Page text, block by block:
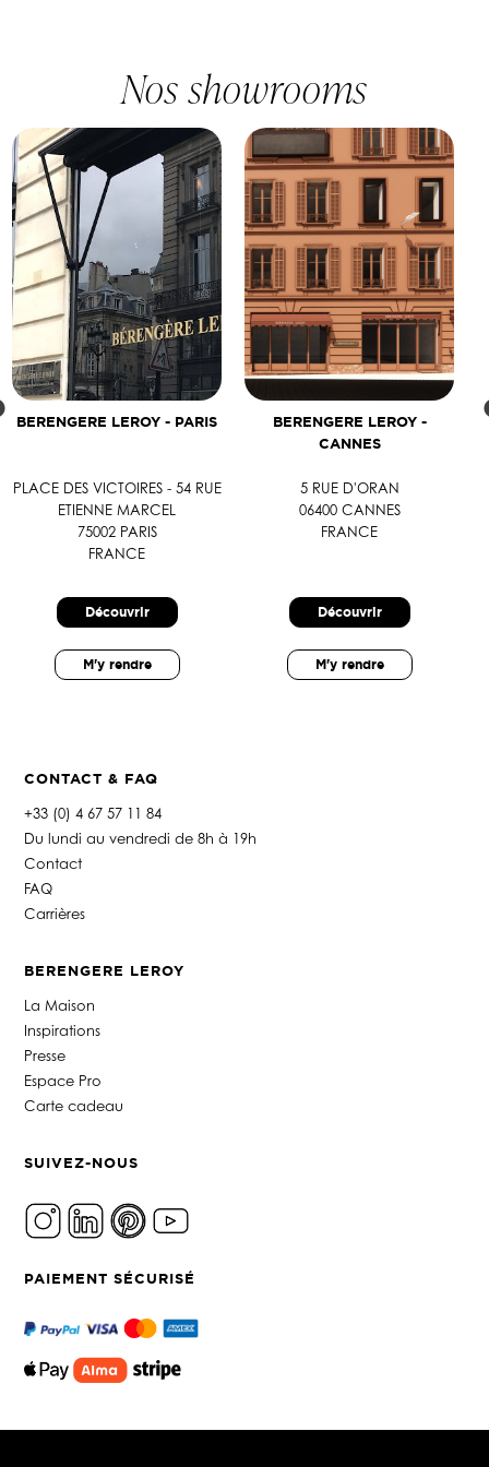
Nos showrooms
BERENGERE LEROY - PARIS
PLACE DES VICTOIRES - 54 RUE
ETIENNE MARCEL
75002 PARIS
FRANCE
Découvrir
M'y rendre
BERENGERE LEROY -
CANNES
5 RUE D'ORAN
06400 CANNES
FRANCE
Découvrir
M'y rendre
CONTACT & FAQ
+33 (0) 4 67 57 11 84
Du lundi au vendredi de 8h à 19h
Contact
FAQ
Carrières
BERENGERE LEROY
La Maison
Inspirations
Presse
Espace Pro
Carte cadeau
SUIVEZ-NOUS
PAIEMENT SÉCURISÉ